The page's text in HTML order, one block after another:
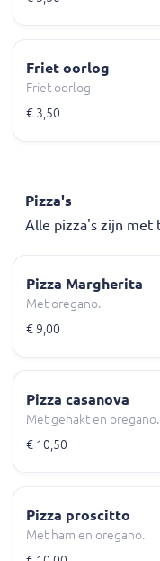
Friet oorlog
Friet oorlog
€ 3,50
Pizza's
Alle pizza's zijn met
Pizza Margherita
Met oregano.
€ 9,00
Pizza casanova
Met gehakt en oregano.
€ 10,50
Pizza proscitto
Met ham en oregano.